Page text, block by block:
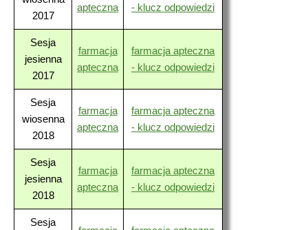
2017
apteczna
- klucz odpowiedzi
Sesja
jesienna
2017
farmacja
apteczna
farmacja apteczna
- klucz odpowiedzi
Sesja
wiosenna
2018
farmacja
apteczna
farmacja apteczna
- klucz odpowiedzi
Sesja
jesienna
2018
farmacja
apteczna
farmacja apteczna
- klucz odpowiedzi
Sesja